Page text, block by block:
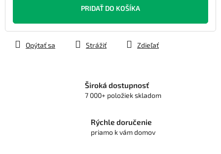
PRIDAŤ DO KOŠÍKA
Opýtať sa Strážiť Zdieľať
Široká dostupnosť
7 000+ položiek skladom
Rýchle doručenie
priamo k vám domov